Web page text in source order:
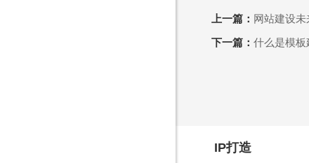
上一篇： 网站建设
下一篇：什么是模板
IP打造
Are you